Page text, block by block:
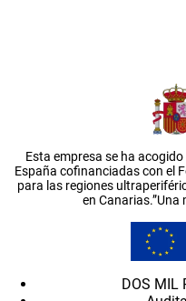
Esta empresa se ha
España cofinanciadas con el
para las regiones
en Canarias.”Una
DOS MIL